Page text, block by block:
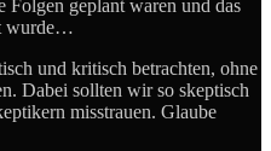
Folgen geplant waren und das
wurde…
und kritisch betrachten, ohne
Dabei sollten wir so skeptisch
misstrauen. Glaube